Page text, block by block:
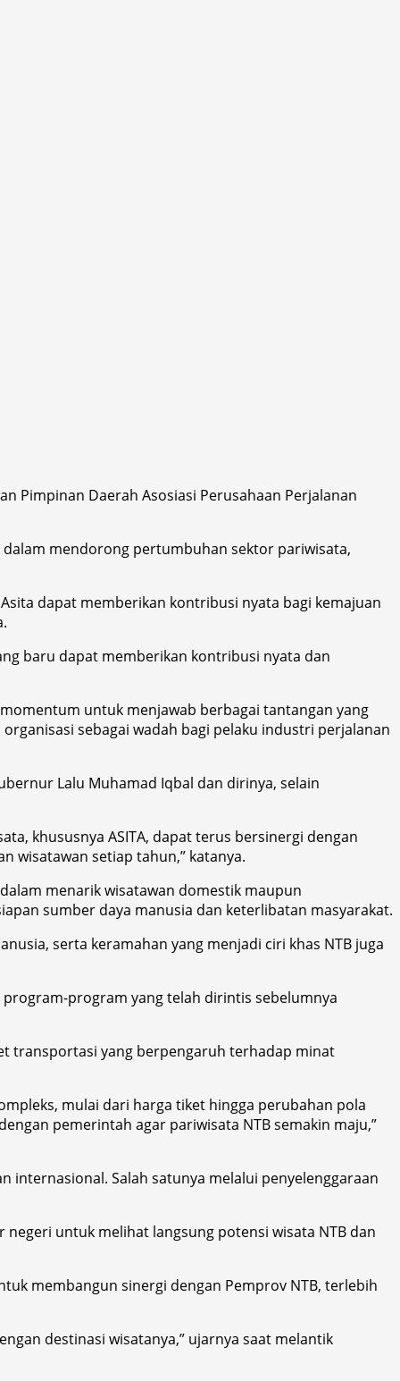
Pimpinan Daerah Asosiasi Perusahaan Perjalanan
mendorong pertumbuhan sektor pariwisata,
dapat memberikan kontribusi nyata bagi kemajuan
baru dapat memberikan kontribusi nyata dan
untuk menjawab berbagai tantangan yang
sebagai wadah bagi pelaku industri perjalanan
Lalu Muhamad Iqbal dan dirinya, selain
khususnya ASITA, dapat terus bersinergi dengan
wisatawan setiap tahun,” katanya.
menarik wisatawan domestik maupun
sumber daya manusia dan keterlibatan masyarakat.
serta keramahan yang menjadi ciri khas NTB juga
program-program yang telah dirintis sebelumnya
transportasi yang berpengaruh terhadap minat
mulai dari harga tiket hingga perubahan pola
pemerintah agar pariwisata NTB semakin maju,”
internasional. Salah satunya melalui penyelenggaraan
untuk melihat langsung potensi wisata NTB dan
membangun sinergi dengan Pemprov NTB, terlebih
destinasi wisatanya,” ujarnya saat melantik